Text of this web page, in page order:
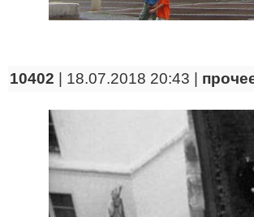
10402 | 18.07.2018 20:43 |